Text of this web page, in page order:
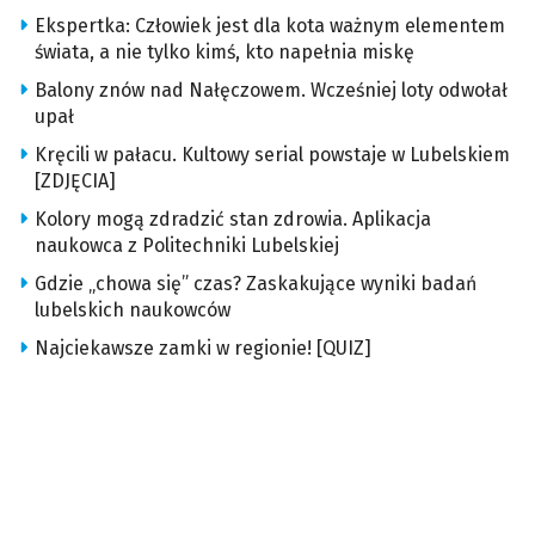
Ekspertka: Człowiek jest dla kota ważnym elementem
świata, a nie tylko kimś, kto napełnia miskę
Balony znów nad Nałęczowem. Wcześniej loty odwołał
upał
Kręcili w pałacu. Kultowy serial powstaje w Lubelskiem
[ZDJĘCIA]
Kolory mogą zdradzić stan zdrowia. Aplikacja
naukowca z Politechniki Lubelskiej
Gdzie „chowa się” czas? Zaskakujące wyniki badań
lubelskich naukowców
Najciekawsze zamki w regionie! [QUIZ]